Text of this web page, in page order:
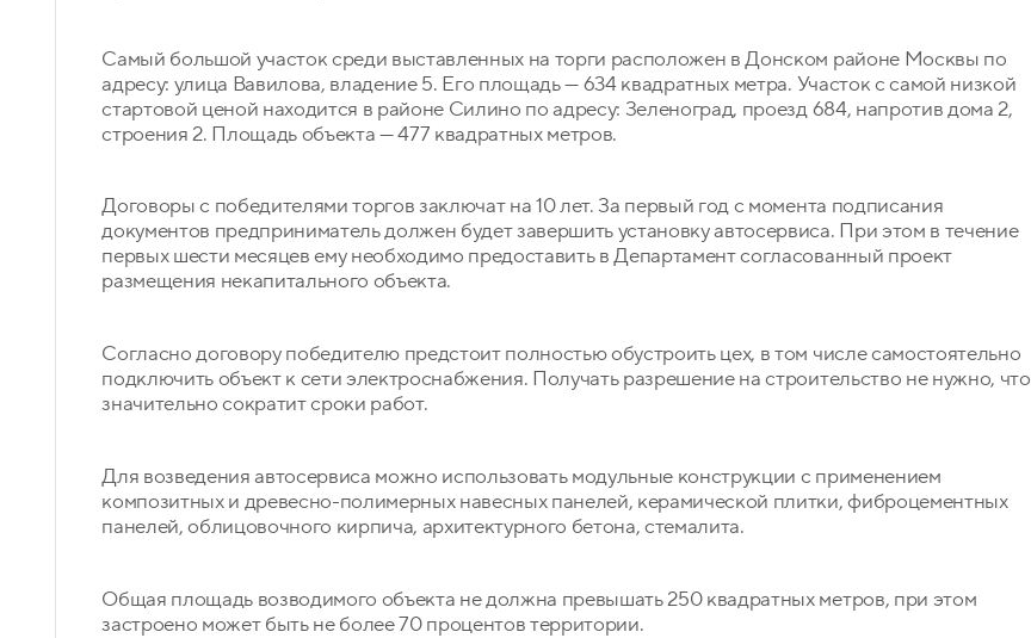
Самый большой участок среди выставленных на торги расположен в Донском районе Москвы по
адресу: улица Вавилова, владение 5. Его площадь — 634 квадратных метра. Участок с самой низкой
стартовой ценой находится в районе Силино по адресу: Зеленоград, проезд 684, напротив дома 2,
строения 2. Площадь объекта — 477 квадратных метров.
Договоры с победителями торгов заключат на 10 лет. За первый год с момента подписания
документов предприниматель должен будет завершить установку автосервиса. При этом в течение
первых шести месяцев ему необходимо предоставить в Департамент согласованный проект
размещения некапитального объекта.
Согласно договору победителю предстоит полностью обустроить цех, в том числе самостоятельно
подключить объект к сети электроснабжения. Получать разрешение на строительство не нужно, что
значительно сократит сроки работ.
Для возведения автосервиса можно использовать модульные конструкции с применением
композитных и древесно-полимерных навесных панелей, керамической плитки, фиброцементных
панелей, облицовочного кирпича, архитектурного бетона, стемалита.
Общая площадь возводимого объекта не должна превышать 250 квадратных метров, при этом
застроено может быть не более 70 процентов территории.